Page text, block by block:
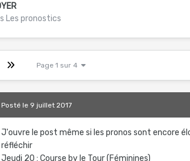
Les pronostics
Page 1 sur 4
Postéle 9 juillet 2017
J'ouvre le post même si les pronos sont encore
réfléchir
Jeudi 20 : Course by le Tour (Féminines)